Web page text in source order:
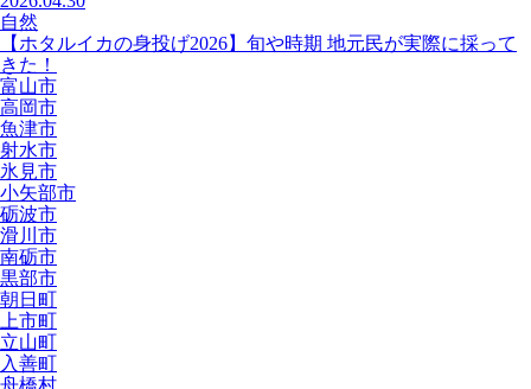
自然
【ホタルイカの身投げ2026】旬や時期 地元民が実際に採って
きた！
富山市
高岡市
魚津市
射水市
氷見市
小矢部市
砺波市
滑川市
南砺市
黒部市
朝日町
上市町
立山町
入善町
舟橋村